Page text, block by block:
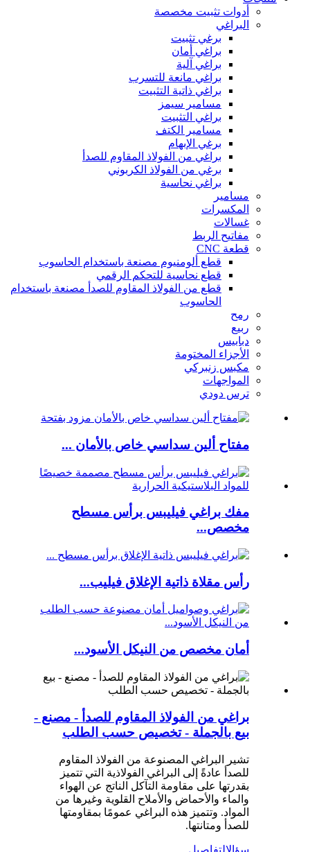
أدوات تثبيت مخصصة
البراغي
برغي تثبيت
براغي أمان
براغي آلية
براغي مانعة للتسرب
براغي ذاتية التثبيت
مسامير سيمز
براغي التثبيت
مسامير الكتف
برغي الإبهام
براغي من الفولاذ المقاوم للصدأ
برغي من الفولاذ الكربوني
براغي نحاسية
مسامير
المكسرات
غسالات
مفاتيح الربط
قطعة CNC
قطع ألومنيوم مصنعة باستخدام الحاسوب
قطع نحاسية للتحكم الرقمي
قطع من الفولاذ المقاوم للصدأ مصنعة باستخدام
الحاسوب
رمح
ربيع
دبابيس
الأجزاء المختومة
مكبس زنبركي
المواجهات
ترس دودي
مفتاح ألين سداسي خاص بالأمان ...
مفك براغي فيليبس برأس مسطح
مخصص...
رأس مقلاة ذاتية الإغلاق فيليب...
أمان مخصص من النيكل الأسود...
براغي من الفولاذ المقاوم للصدأ - مصنع -
بيع بالجملة - تخصيص حسب الطلب
تشير البراغي المصنوعة من الفولاذ المقاوم
للصدأ عادةً إلى البراغي الفولاذية التي تتميز
بقدرتها على مقاومة التآكل الناتج عن الهواء
والماء والأحماض والأملاح القلوية وغيرها من
المواد. وتتميز هذه البراغي عمومًا بمقاومتها
للصدأ ومتانتها.